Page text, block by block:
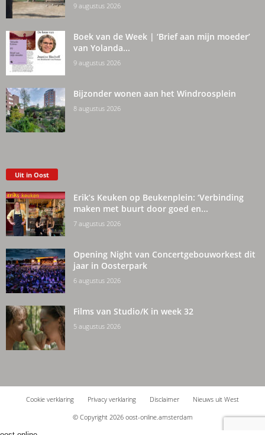
9 augustus 2026
Boek van de Week | ‘Brief aan mijn moeder’
van Yolanda...
9 augustus 2026
Bijzonder wonen aan het Windroosplein
8 augustus 2026
Uit in Oost
Erik’s Keuken op Beukenplein: ‘Verbinding
maken met buurt door goed en...
7 augustus 2026
Opening Night van Concertgebouworkest dit
jaar in Oosterpark
6 augustus 2026
Films van Studio/K in week 32
5 augustus 2026
Cookie verklaring Privacy verklaring Disclaimer
Nieuws uit West
© Copyright 2026 oost-online.amsterdam